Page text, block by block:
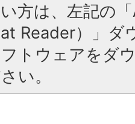
方は、左記の
Reader）」ダ
トウェアをダ
い。